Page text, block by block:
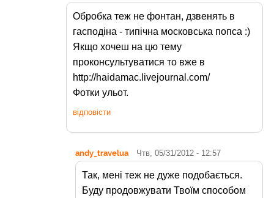
Обробка теж не фонтан, дзвенять в
гасподіна - типічна московська попса :)
Якщо хочеш на цю тему
проконсультуватися то вже в
http://haidamac.livejournal.com/
Фотки ульот.
відповісти
andy_travelua Чтв, 05/31/2012 - 12:57
Так, мені теж не дуже подобається.
Буду продовжувати Твоїм способом